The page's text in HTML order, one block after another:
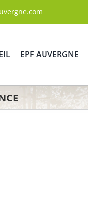
EPF AUVERGNE